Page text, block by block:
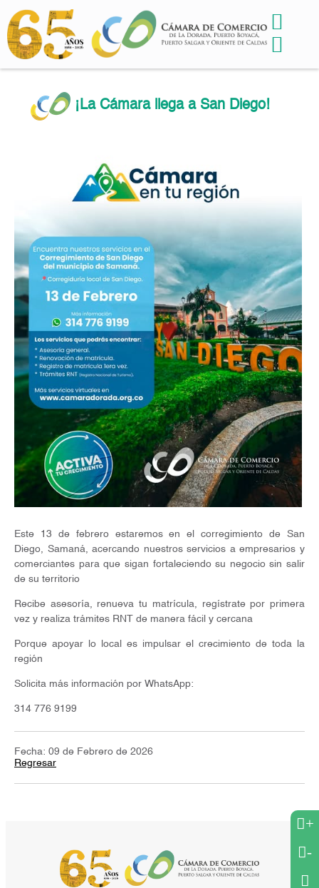
¡La Cámara llega a San Diego!
Este 13 de febrero estaremos en el corregimiento de San
Diego, Samaná, acercando nuestros servicios a empresarios y
comerciantes para que sigan fortaleciendo su negocio sin salir
de su territorio
Recibe asesoría, renueva tu matrícula, regístrate por primera
vez y realiza trámites RNT de manera fácil y cercana
Porque apoyar lo local es impulsar el crecimiento de toda la
región
Solicita más información por WhatsApp:
314 776 9199
Fecha: 09 de Febrero de 2026
Regresar
+
-